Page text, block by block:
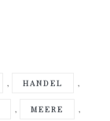
, HANDEL ,
, MEERE ,